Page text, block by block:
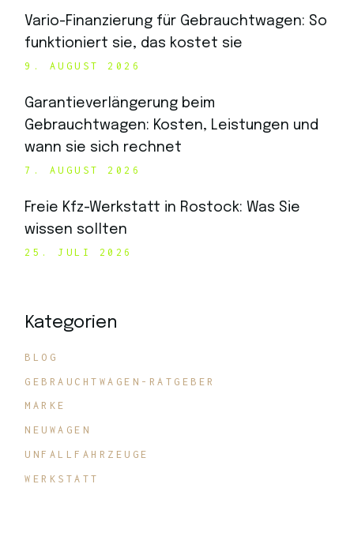
Vario-Finanzierung für Gebrauchtwagen: So
funktioniert sie, das kostet sie
9. AUGUST 2026
Garantieverlängerung beim
Gebrauchtwagen: Kosten, Leistungen und
wann sie sich rechnet
7. AUGUST 2026
Freie Kfz-Werkstatt in Rostock: Was Sie
wissen sollten
25. JULI 2026
Kategorien
BLOG
GEBRAUCHTWAGEN-RATGEBER
MARKE
NEUWAGEN
UNFALLFAHRZEUGE
WERKSTATT